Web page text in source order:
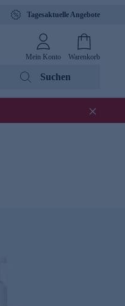
Tagesaktuelle Angebote
Mein Konto Warenkorb
Suchen